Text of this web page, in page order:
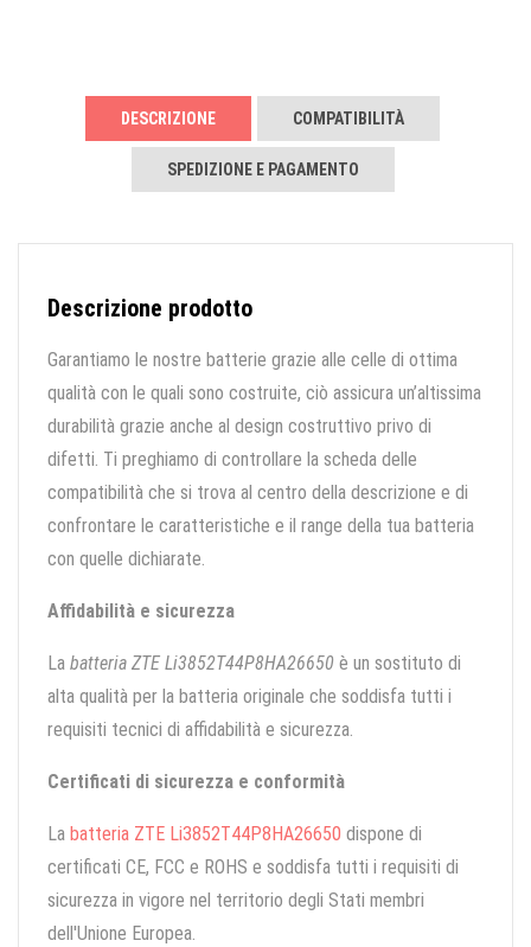
DESCRIZIONE COMPATIBILITÀ
SPEDIZIONE E PAGAMENTO
Descrizione prodotto
Garantiamo le nostre batterie grazie alle celle di ottima
qualità con le quali sono costruite, ciò assicura un’altissima
durabilità grazie anche al design costruttivo privo di
difetti. Ti preghiamo di controllare la scheda delle
compatibilità che si trova al centro della descrizione e di
confrontare le caratteristiche e il range della tua batteria
con quelle dichiarate.
Affidabilità e sicurezza
La batteria ZTE Li3852T44P8HA26650 è un sostituto di
alta qualità per la batteria originale che soddisfa tutti i
requisiti tecnici di affidabilità e sicurezza.
Certificati di sicurezza e conformità
La batteria ZTE Li3852T44P8HA26650 dispone di
certificati CE, FCC e ROHS e soddisfa tutti i requisiti di
sicurezza in vigore nel territorio degli Stati membri
dell'Unione Europea.